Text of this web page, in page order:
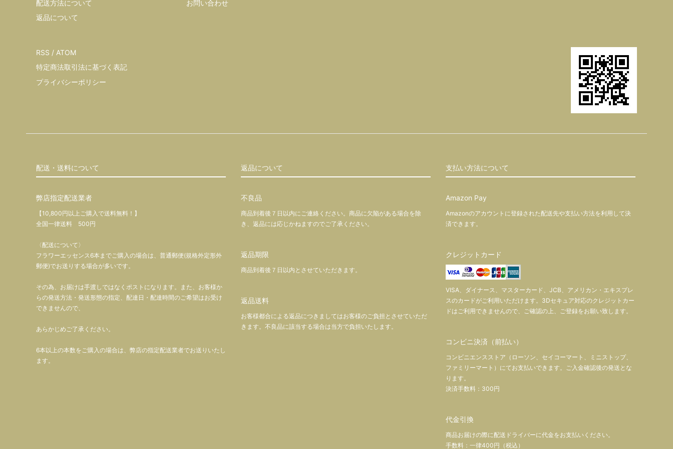
配送方法について
返品について
お問い合わせ
RSS / ATOM
特定商法取引法に基づく表記
プライバシーポリシー
配送・送料について
弊店指定配送業者
【10,800円以上ご購入で送料無料！】
全国一律送料 500円
〈配送について〉
フラワーエッセンス6本までご購入の場合は、普通郵便(規格外定形外
郵便)でお送りする場合が多いです。
その為、お届けは手渡しではなくポストになります。また、お客様か
らの発送方法・発送形態の指定、配達日・配達時間のご希望はお受け
できませんので、
あらかじめご了承ください。
6本以上の本数をご購入の場合は、弊店の指定配送業者でお送りいたし
ます。
返品について
不良品
商品到着後７日以内にご連絡ください。商品に欠陥がある場合を除
き、返品には応じかねますのでご了承ください。
返品期限
商品到着後７日以内とさせていただきます。
返品送料
お客様都合による返品につきましてはお客様のご負担とさせていただ
きます。不良品に該当する場合は当方で負担いたします。
支払い方法について
Amazon Pay
Amazonのアカウントに登録された配送先や支払い方法を利用して決
済できます。
クレジットカード
VISA、ダイナース、マスターカード、JCB、アメリカン・エキスプレ
スのカードがご利用いただけます。3Dセキュア対応のクレジットカー
ドはご利用できませんので、ご確認の上、ご登録をお願い致します。
コンビニ決済（前払い）
コンビニエンスストア（ローソン、セイコーマート、ミニストップ、
ファミリーマート）にてお支払いできます。ご入金確認後の発送とな
ります。
決済手数料：300円
代金引換
商品お届けの際に配送ドライバーに代金をお支払いください。
手数料：一律400円（税込）